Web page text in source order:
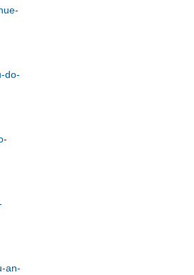
do-
an-